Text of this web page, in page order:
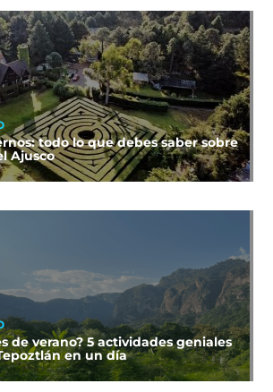
todo lo que debes saber sobre
Ajusco
de verano? 5 actividades geniales
en un día